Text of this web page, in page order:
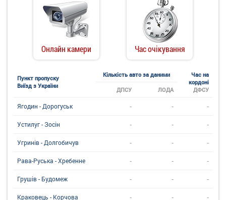
Онлайн камери Час очікування
Пункт пропуску
Виїзд з України
Кількість авто за даними
Час на
кордоні
ДФСУ
ДПСУ ЛОДА
Ягодин - Дорогуськ - - -
Устилуг - Зосін - - -
Угринiв - Долгобичув - - -
Рава-Руська - Хребенне - - -
Грушів - Будомеж - - -
Краковець - Корчова - - -